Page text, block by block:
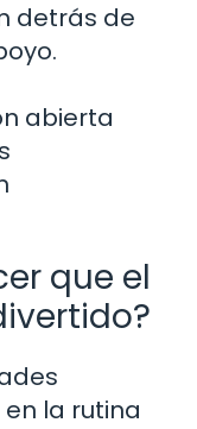
detrás de
abierta
que el
la rutina